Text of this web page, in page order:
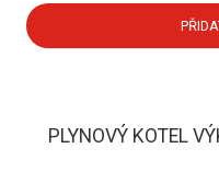
PLYNOVÝ KOTEL